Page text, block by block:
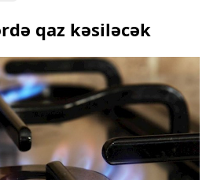
qaz kəsiləcək